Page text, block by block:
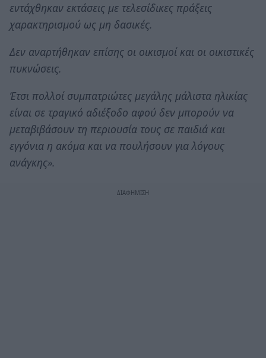
εντάχθηκαν εκτάσεις με τελεσίδικες πράξεις
χαρακτηρισμού ως μη δασικές.
Δεν αναρτήθηκαν επίσης οι οικισμοί και οι οικιστικές
πυκνώσεις.
Έτσι πολλοί συμπατριώτες μεγάλης μάλιστα ηλικίας
είναι σε τραγικό αδιέξοδο αφού δεν μπορούν να
μεταβιβάσουν τη περιουσία τους σε παιδιά και
εγγόνια η ακόμα και να πουλήσουν για λόγους
ανάγκης».